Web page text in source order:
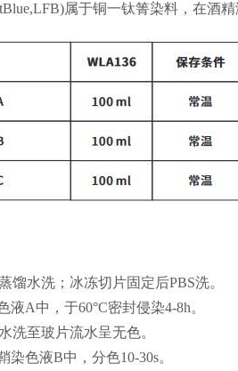
属于铜一钛箐染料，在酒
馏水洗；冰冻切片固定后PBS洗。
A中，于60°C密封侵染4-8h。
洗至玻片流水呈无色。
色液B中，分色10-30s。